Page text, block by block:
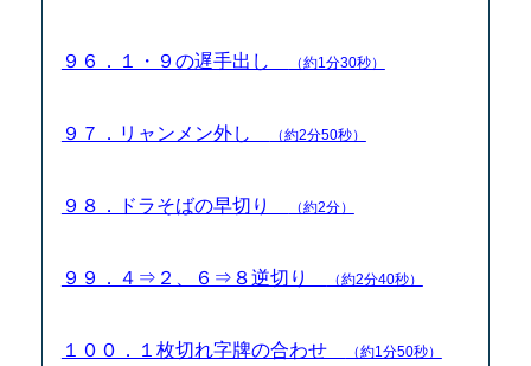
９６．１・９の遅手出し （約1分30秒）
９７．リャンメン外し （約2分50秒）
９８．ドラそばの早切り （約2分）
９９．４⇒２、６⇒８逆切り （約2分40秒）
１００．１枚切れ字牌の合わせ （約1分50秒）